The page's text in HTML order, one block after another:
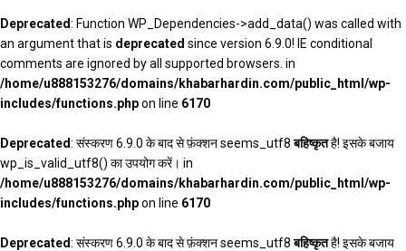
Deprecated: Function WP_Dependencies->add_data() was called with
an argument that is deprecated since version 6.9.0! IE conditional
comments are ignored by all supported browsers. in
/home/u888153276/domains/khabarhardin.com/public_html/wp-
includes/functions.phpon line 6170
Deprecated: संस्करण 6.9.0 के बाद से फ़ंक्शन seems_utf8बहिष्कृतहै! इसके बजाय
wp_is_valid_utf8() का उपयोग करें। in
/home/u888153276/domains/khabarhardin.com/public_html/wp-
includes/functions.phpon line 6170
Deprecated: संस्करण 6.9.0 के बाद से फ़ंक्शन seems_utf8बहिष्कृतहै! इसके बजाय